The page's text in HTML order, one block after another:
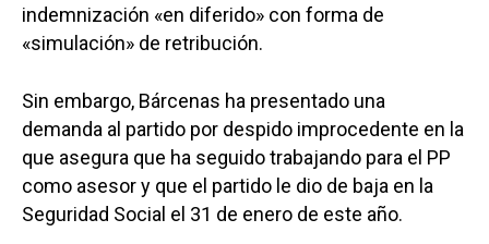
indemnización «en diferido» con forma de
«simulación» de retribución.
Sin embargo, Bárcenas ha presentado una
demanda al partido por despido improcedente en la
que asegura que ha seguido trabajando para el PP
como asesor y que el partido le dio de baja en la
Seguridad Social el 31 de enero de este año.